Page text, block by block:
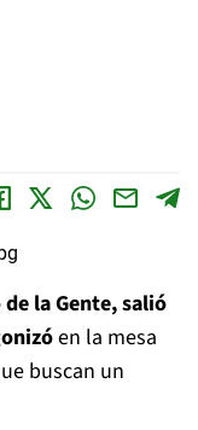
la Gente, salió
en la mesa
buscan un